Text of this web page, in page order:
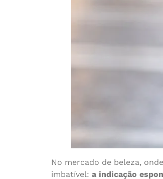
No mercado de beleza,
imbatível: a indicação